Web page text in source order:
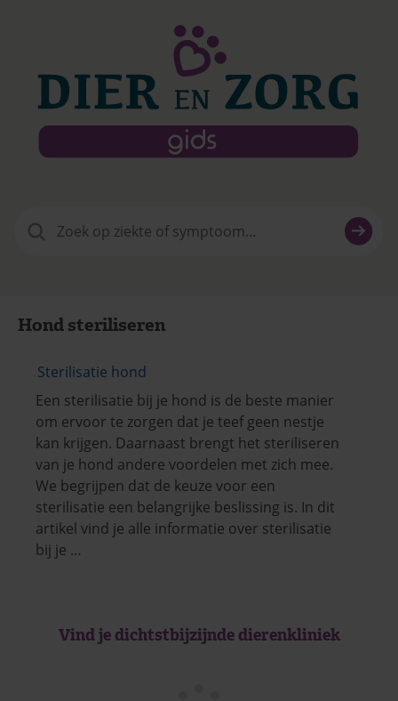
naar:
Hond steriliseren
Sterilisatie hond
Een sterilisatie bij je hond is de beste manier
om ervoor te zorgen dat je teef geen nestje
kan krijgen. Daarnaast brengt het steriliseren
van je hond andere voordelen met zich mee.
We begrijpen dat de keuze voor een
sterilisatie een belangrijke beslissing is. In dit
artikel vind je alle informatie over sterilisatie
bij je …
Vind je dichtstbijzijnde dierenkliniek